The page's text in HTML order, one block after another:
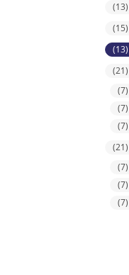
(13)
(15)
(13)
(21)
(7)
(7)
(7)
(21)
(7)
(7)
(7)